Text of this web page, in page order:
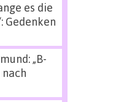
es die
Gedenken
„B-